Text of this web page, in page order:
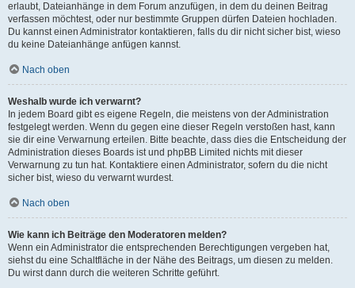
erlaubt, Dateianhänge in dem Forum anzufügen, in dem du deinen Beitrag
verfassen möchtest, oder nur bestimmte Gruppen dürfen Dateien hochladen.
Du kannst einen Administrator kontaktieren, falls du dir nicht sicher bist, wieso
du keine Dateianhänge anfügen kannst.
Nach oben
Weshalb wurde ich verwarnt?
In jedem Board gibt es eigene Regeln, die meistens von der Administration
festgelegt werden. Wenn du gegen eine dieser Regeln verstoßen hast, kann
sie dir eine Verwarnung erteilen. Bitte beachte, dass dies die Entscheidung der
Administration dieses Boards ist und phpBB Limited nichts mit dieser
Verwarnung zu tun hat. Kontaktiere einen Administrator, sofern du die nicht
sicher bist, wieso du verwarnt wurdest.
Nach oben
Wie kann ich Beiträge den Moderatoren melden?
Wenn ein Administrator die entsprechenden Berechtigungen vergeben hat,
siehst du eine Schaltfläche in der Nähe des Beitrags, um diesen zu melden.
Du wirst dann durch die weiteren Schritte geführt.